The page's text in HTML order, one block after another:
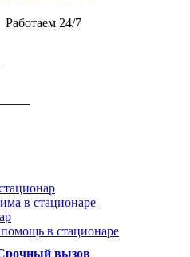
Работаем 24/7
в стационаре
в стационаре
вызов